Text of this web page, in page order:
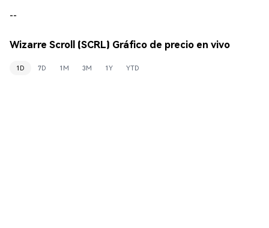
--
Wizarre Scroll (SCRL) Gráfico de precio en vivo
1D 7D 1M 3M 1Y YTD